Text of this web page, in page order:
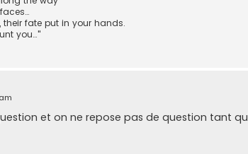
fate put in your hands.
you…"
et on ne repose pas de question tant